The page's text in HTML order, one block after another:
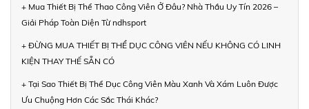
+ Mua Thiết Bị Thể Thao Công Viên Ở Đâu? Nhà Thầu Uy Tín 2026 –
Giải Pháp Toàn Diện Từ ndhsport
+ ĐỪNG MUA THIẾT BỊ THỂ DỤC CÔNG VIÊN NẾU KHÔNG CÓ LINH
KIỆN THAY THẾ SẴN CÓ
+ Tại Sao Thiết Bị Thể Dục Công Viên Màu Xanh Và Xám Luôn Được
Ưu Chuộng Hơn Các Sắc Thái Khác?